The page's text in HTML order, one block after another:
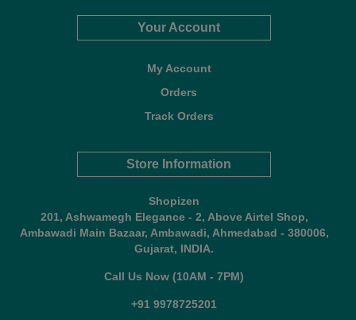
Your Account
My Account
Orders
Track Orders
Store Information
Shopizen
201, Ashwamegh Elegance - 2, Above Airtel Shop,
Ambawadi Main Bazaar, Ambawadi, Ahmedabad - 380006,
Gujarat, INDIA.
Call Us Now (10AM - 7PM)
+91 9978725201